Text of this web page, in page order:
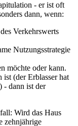
- er ist oft
dann, wenn:
Verkehrswerts
Nutzungsstrategie
möchte oder kann.
ist (der Erblasser hat
- dann ist der
Wird das Haus
zehnjährige